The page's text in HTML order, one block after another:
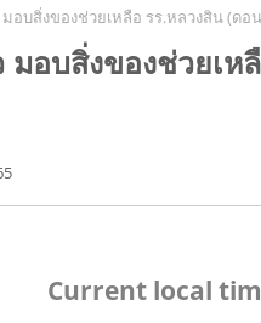
อบสิ่งของช่วยเหลือ รร.หลวงสิน (ดอ
อบสิ่งของช่วยเห
Current local